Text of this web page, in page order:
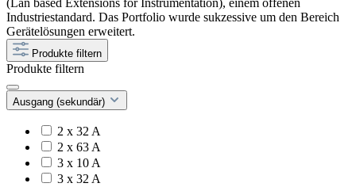
(Lan based Extensions for Instrumentation), einem offenen
Industriestandard. Das Portfolio wurde sukzessive um den Bereich
Gerätelösungen erweitert.
Produkte filtern
Produkte filtern
Ausgang (sekundär)
2 x 32 A
2 x 63 A
3 x 10 A
3 x 32 A